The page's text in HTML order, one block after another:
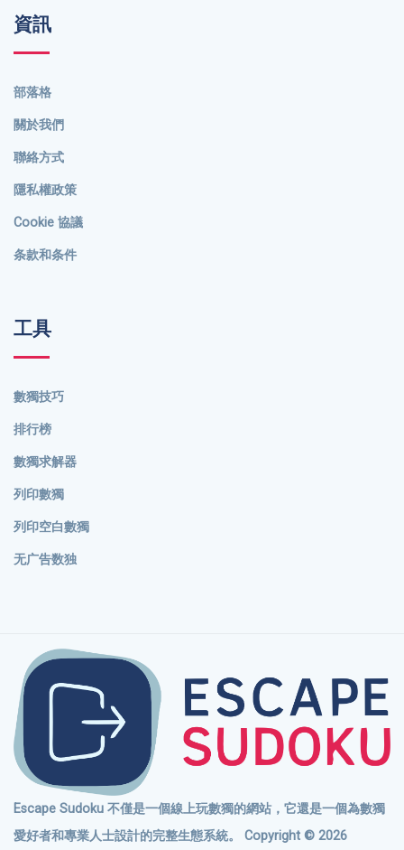
資訊
部落格
關於我們
聯絡方式
隱私權政策
Cookie 協議
条款和条件
工具
數獨技巧
排行榜
數獨求解器
列印數獨
列印空白數獨
无广告数独
Escape Sudoku 不僅是一個線上玩數獨的網站，它還是一個為數獨
愛好者和專業人士設計的完整生態系統。 Copyright © 2026